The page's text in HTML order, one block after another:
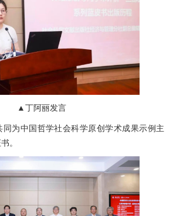
▲丁阿丽发言
同为中国哲学社会科学原创学术成果示例主
。